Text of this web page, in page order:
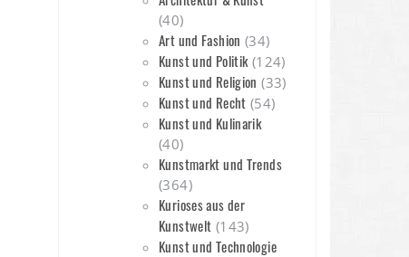
(40)
Art und Fashion (34)
Kunst und Politik(124)
Kunst und Religion (33)
Kunst und Recht (54)
Kunst und Kulinarik
(40)
Kunstmarkt und Trends
(364)
Kurioses aus der
Kunstwelt (143)
Kunst und Technologie